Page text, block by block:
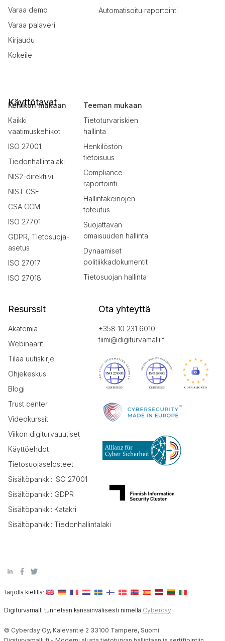
Varaa demo
Varaa palaveri
Kirjaudu
Kokeile
Automatisoitu raportointi
Käyttötavat
Kehikon mukaan
Kaikki
vaatimuskehikot
ISO 27001
Tiedonhallintalaki
NIS2-direktiivi
NIST CSF
CSA CCM
ISO 27701
GDPR, Tietosuoja-
asetus
ISO 27017
ISO 27018
Teeman mukaan
Tietoturvariskien
hallinta
Henkilöstön
tietoisuus
Compliance-
raportointi
Hallintakeinojen
toteutus
Suojattavan
omaisuuden hallinta
Dynaamiset
politiikkadokumentit
Tietosuojan hallinta
Resurssit
Akatemia
Webinaarit
Tilaa uutiskirje
Ohjekeskus
Blogi
Trust center
Videokurssit
Viikon digiturvauutiset
Käyttöehdot
Tietosuojaselosteet
Sisältöpankki: ISO 27001
Sisältöpankki: GDPR
Sisältöpankki: Katakri
Sisältöpankki: Tiedonhallintalaki
Ota yhteyttä
+358 10 231 6010
tiimi@digiturvamalli.fi
Tarjolla kielillä:
Digiturvamalli tunnetaan kansainvälisesti nimellä Cyberday
© Cyberday Oy, Kalevantie 2 33100 Tampere, Suomi